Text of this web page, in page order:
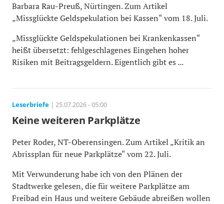
Barbara Rau-Preuß, Nürtingen. Zum Artikel
„Missglückte Geldspekulation bei Kassen“ vom 18. Juli.
„Missglückte Geldspekulationen bei Krankenkassen“
heißt übersetzt: fehlgeschlagenes Eingehen hoher
Risiken mit Beitragsgeldern. Eigentlich gibt es ...
Leserbriefe | 25.07.2026 - 05:00
Keine weiteren Parkplätze
Peter Roder, NT-Oberensingen. Zum Artikel „Kritik an
Abrissplan für neue Parkplätze“ vom 22. Juli.
Mit Verwunderung habe ich von den Plänen der
Stadtwerke gelesen, die für weitere Parkplätze am
Freibad ein Haus und weitere Gebäude abreißen wollen